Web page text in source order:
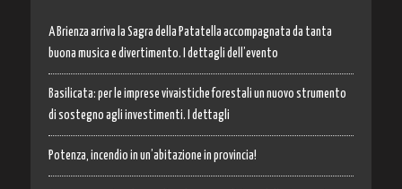
A Brienza arriva la Sagra della Patatella accompagnata da tanta
buona musica e divertimento. I dettagli dell’evento
Basilicata: per le imprese vivaistiche forestali un nuovo strumento
di sostegno agli investimenti. I dettagli
Potenza, incendio in un’abitazione in provincia!